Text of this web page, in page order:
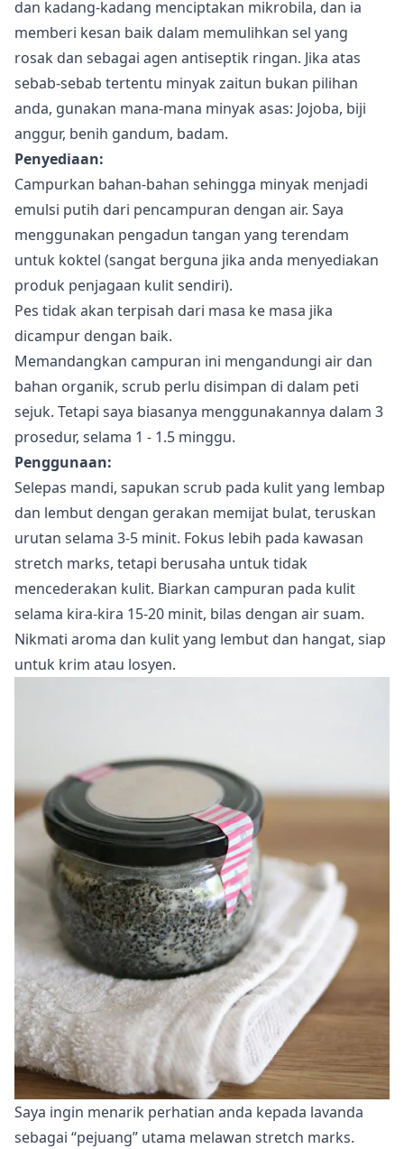
dan kadang-kadang menciptakan mikrobila, dan ia
memberi kesan baik dalam memulihkan sel yang
rosak dan sebagai agen antiseptik ringan. Jika atas
sebab-sebab tertentu minyak zaitun bukan pilihan
anda, gunakan mana-mana minyak asas: Jojoba, biji
anggur, benih gandum, badam.
Penyediaan:
Campurkan bahan-bahan sehingga minyak menjadi
emulsi putih dari pencampuran dengan air. Saya
menggunakan pengadun tangan yang terendam
untuk koktel (sangat berguna jika anda menyediakan
produk penjagaan kulit sendiri).
Pes tidak akan terpisah dari masa ke masa jika
dicampur dengan baik.
Memandangkan campuran ini mengandungi air dan
bahan organik, scrub perlu disimpan di dalam peti
sejuk. Tetapi saya biasanya menggunakannya dalam 3
prosedur, selama 1 - 1.5 minggu.
Penggunaan:
Selepas mandi, sapukan scrub pada kulit yang lembap
dan lembut dengan gerakan memijat bulat, teruskan
urutan selama 3-5 minit. Fokus lebih pada kawasan
stretch marks, tetapi berusaha untuk tidak
mencederakan kulit. Biarkan campuran pada kulit
selama kira-kira 15-20 minit, bilas dengan air suam.
Nikmati aroma dan kulit yang lembut dan hangat, siap
untuk krim atau losyen.
Saya ingin menarik perhatian anda kepada lavanda
sebagai “pejuang” utama melawan stretch marks.